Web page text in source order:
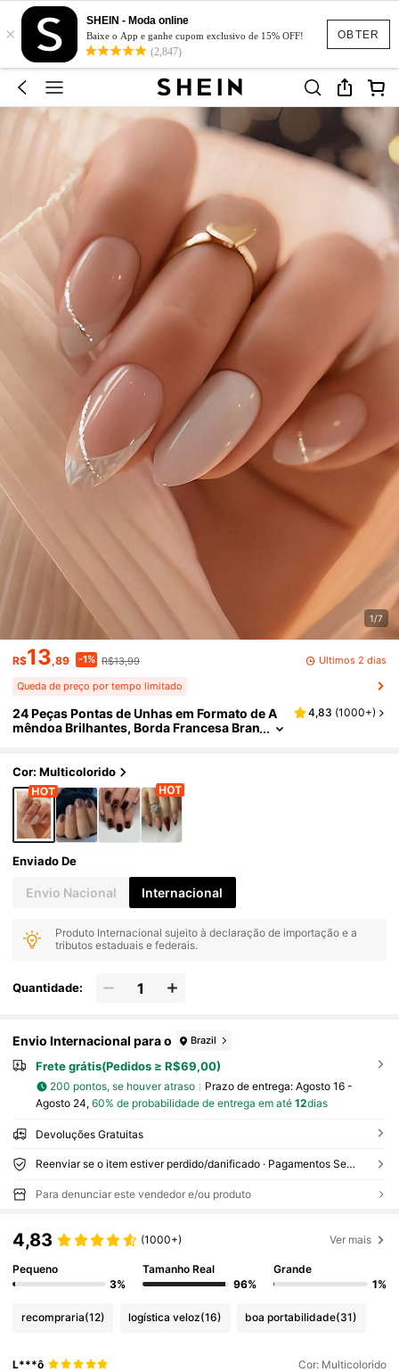
OBTER
×
SHEIN - Moda online
Baixe o App e ganhe cupom exclusivo de 15% OFF!
(2,847)
1/7
R$13,89 -1% R$13,99 Últimos 2 dias
Queda de preço por tempo limitado
24 Peças Pontas de Unhas em Formato de A
mêndoa Brilhantes, Borda Francesa Bran
dequado para Mulheres e Meninas, Material
de Gel de Gelatina, Enviado Aleatoriamente,
Pontas de Unhas Adesivas, Suprimentos de
Arte de Unhas, Produtos de Unhas
4,83 (1000+)
Cor: Multicolorido
Enviado De
Envio Nacional Internacional
Produto Internacional sujeito à declaração de importação e a
tributos estaduais e federais.
Quantidade:
Envio Internacional para o Brazil
Frete grátis(Pedidos ≥ R$69,00)
200 pontos, se houver atraso Prazo de entrega: Agosto 16 -
Agosto 24, 60% de probabilidade de entrega em até 12dias
Devoluções Gratuitas
Reenviar se o item estiver perdido/danificado · Pagamentos Seguros · Proteção de privacidade
Para denunciar este vendedor e/ou produto
4,83 (1000+) Ver mais
Pequeno
3%
Tamanho Real
96%
Grande
1%
recompraria(12) logística veloz(16) boa portabilidade(31)
L***ô Cor: Multicolorido